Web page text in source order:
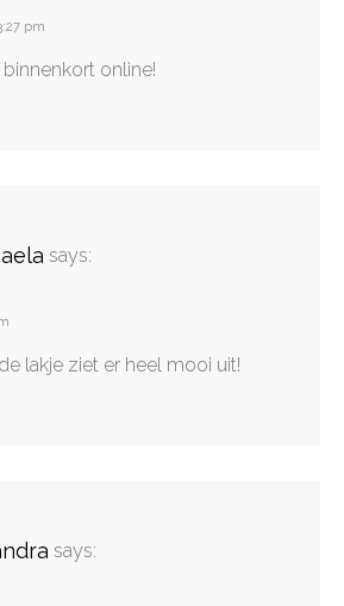
pm
online!
says:
lakje ziet er heel mooi uit!
says: